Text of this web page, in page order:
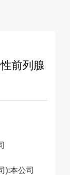
前列腺
):本公司